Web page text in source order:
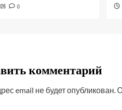
0
комментарий
email не будет опубликован.